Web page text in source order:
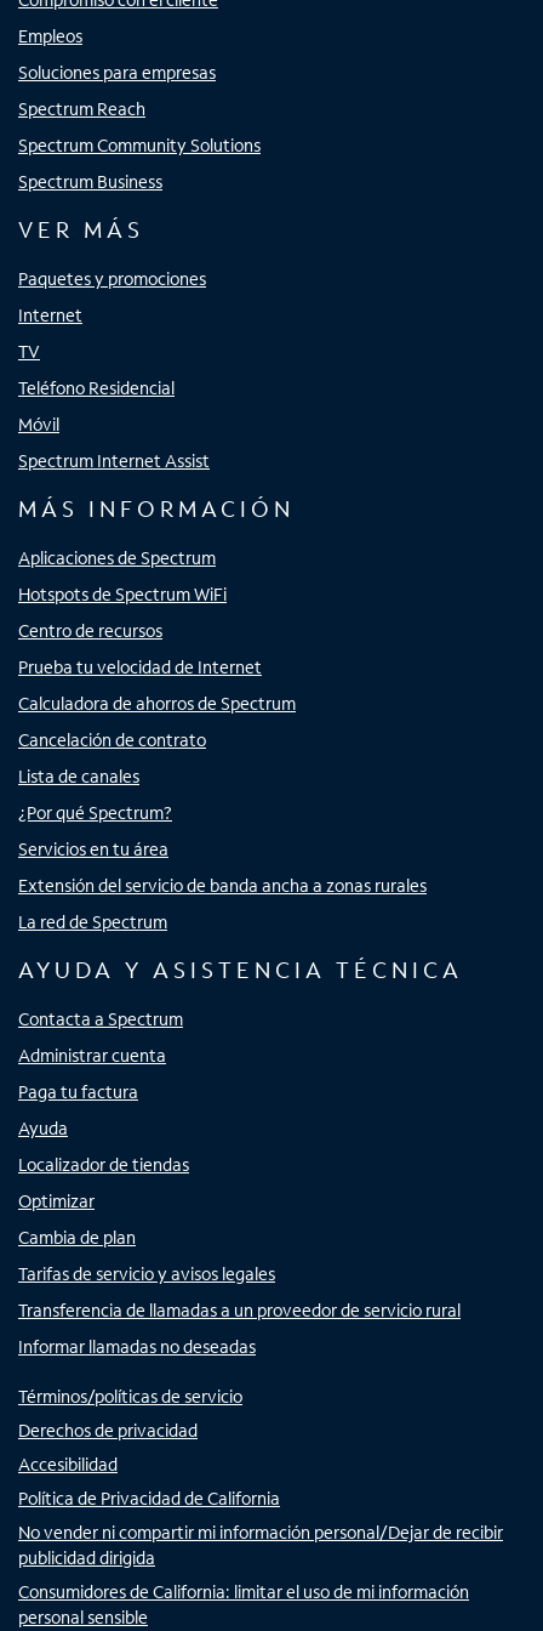
Empleos
Soluciones para empresas
Spectrum Reach
Spectrum Community Solutions
Spectrum Business
VER MÁS
Paquetes y promociones
Internet
TV
Teléfono Residencial
Móvil
Spectrum Internet Assist
MÁS INFORMACIÓN
Aplicaciones de Spectrum
Hotspots de Spectrum WiFi
Centro de recursos
Prueba tu velocidad de Internet
Calculadora de ahorros de Spectrum
Cancelación de contrato
Lista de canales
¿Por qué Spectrum?
Servicios en tu área
Extensión del servicio de banda ancha a zonas rurales
La red de Spectrum
AYUDA Y ASISTENCIA TÉCNICA
Contacta a Spectrum
Administrar cuenta
Paga tu factura
Ayuda
Localizador de tiendas
Optimizar
Cambia de plan
Tarifas de servicio y avisos legales
Transferencia de llamadas a un proveedor de servicio rural
Informar llamadas no deseadas
Términos/políticas de servicio
Derechos de privacidad
Accesibilidad
Política de Privacidad de California
No vender ni compartir mi información personal/Dejar de recibir
publicidad dirigida
Consumidores de California: limitar el uso de mi información
personal sensible